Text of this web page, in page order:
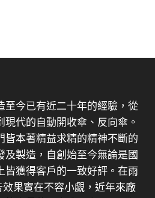
至今已有近二十年的經驗，從
代的自動開收傘、反向傘。
皆本著精益求精的精神不斷的
及製造，自創始至今無論是國
皆獲得客戶的一致好評。在雨
效果實在不容小覷，近年來廠